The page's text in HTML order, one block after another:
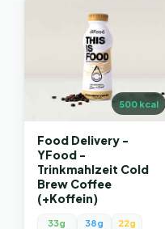
500kcal
Food Delivery -
YFood -
Trinkmahlzeit Cold
Brew Coffee
(+Koffein)
33g 38g 22g